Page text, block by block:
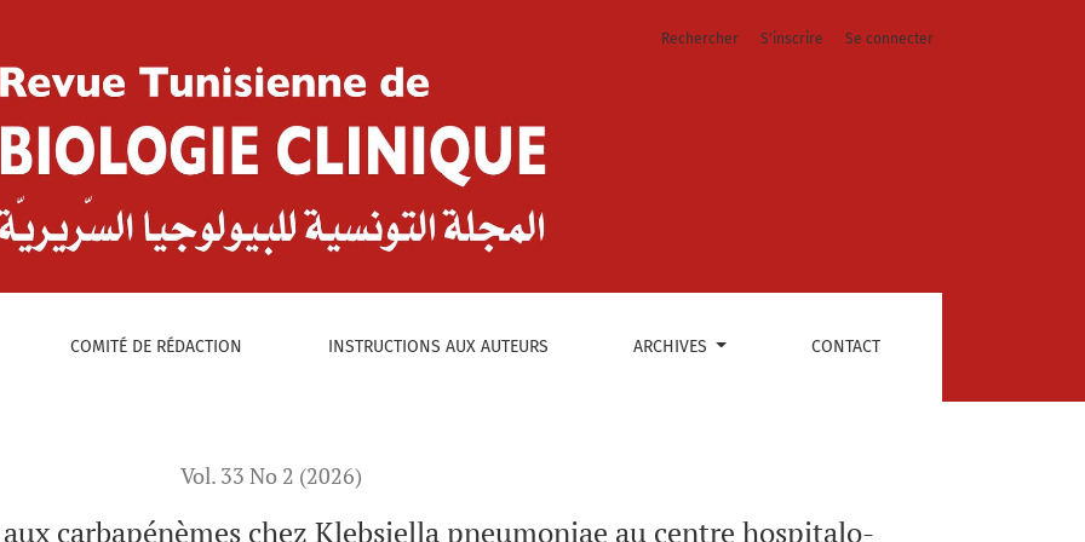
Klebsiella pneumoniae au centre hospitalo-universitaire Sahloul
COMITÉ DE RÉDACTION INSTRUCTIONS AUX AUTEURS ARCHIVES CONTACT
Rechercher S'inscrire Se connecter
Vol. 33 No 2 (2026)
carbapénèmes chez Klebsiella pneumoniae au centre hospitalo-